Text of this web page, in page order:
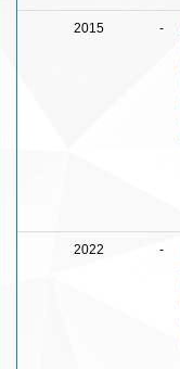
2015 -
2022 -